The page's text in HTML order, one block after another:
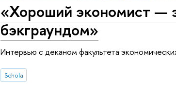
«Хороший экономист —
бэкграундом»
Интервью с деканом факультета
Schola